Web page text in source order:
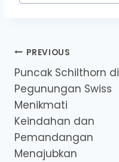
Post
navigation
PREVIOUS
Puncak Schilthorn di
Pegunungan Swiss
Menikmati
Keindahan dan
Pemandangan
Menajubkan